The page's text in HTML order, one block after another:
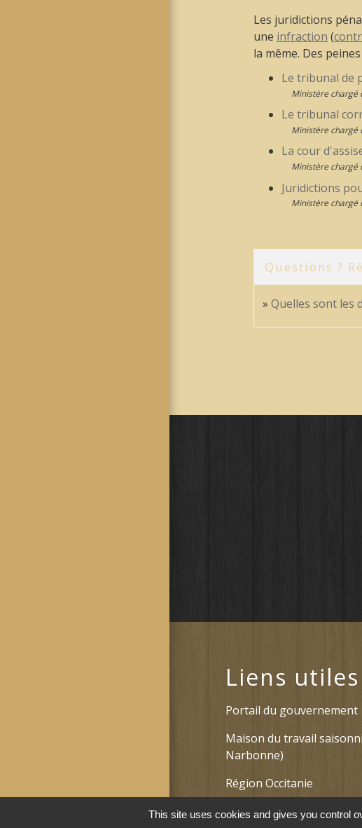
Les juridictions
une infraction (
la même. Des
Le tribunal de
Ministère chargé
Le tribunal
Ministère chargé
La cour
Ministère chargé
Juridictions
Ministère chargé
Questions ?
Quelles sont les
Liens utiles
Portail du gouvernement
Maison du travail
Narbonne)
Région Occitanie
Délibérations et arrêtés
This site uses cookies and gives you control